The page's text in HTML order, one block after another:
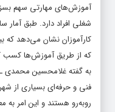
آموزش‌های مهارتی سهم
شغلی افراد دارد. طبق
که از طریق آموزش‌ها کسب
به گفته غلامحسین محمدی
فنی و حرفه‌ای بسیاری از
روبه‌رو هستند و این امر